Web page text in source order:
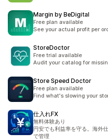
Margin by BeDigital
Free plan available
See your actual profit per
StoreDoctor
Free trial available
Audit your catalog for
Store Speed Doctor
Free plan available
Find what's slowing your
仕入れFX
無料体験あり
円安でも利益率を守る。海外
で管理